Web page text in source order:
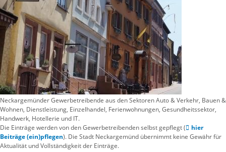
Neckargemünder Gewerbetreibende aus den Sektoren Auto & Verkehr, Bauen &
Wohnen, Dienstleistung, Einzelhandel, Ferienwohnungen, Gesundheitssektor,
Handwerk, Hotellerie und IT.
Die Einträge werden von den Gewerbetreibenden selbst gepflegt (
hier
Beiträge (ein)pflegen). Die Stadt Neckargemünd übernimmt keine Gewähr für
Aktualität und Vollständigkeit der Einträge.